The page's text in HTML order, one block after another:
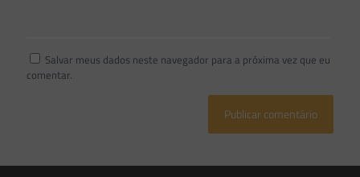
Salvar meus dados neste navegador para a próxima vez que eu
comentar.